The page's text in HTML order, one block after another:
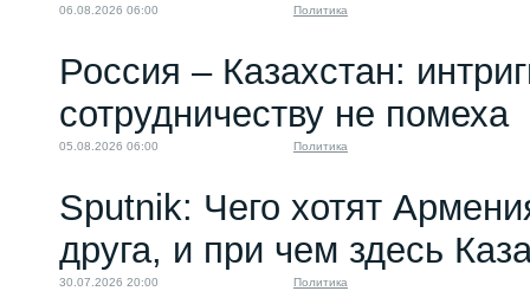
06.08.2026 06:00 Политика
Россия – Казахстан:
сотрудничеству не помеха
05.08.2026 06:00 Политика
Sputnik: Чего хотят
друга, и при чем здесь
30.07.2026 20:00 Политика